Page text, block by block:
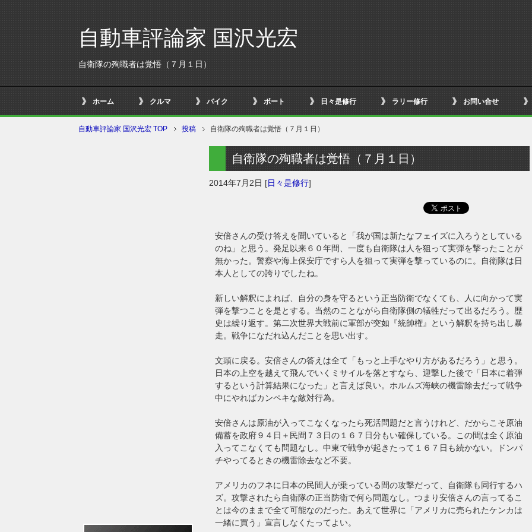
自動車評論家 国沢光宏
自衛隊の殉職者は覚悟（７月１日）
ホーム クルマ バイク ボート 日々是修行 ラリー修行 お問い合せ
自動車評論家 国沢光宏 TOP 投稿 自衛隊の殉職者は覚悟（７月１日）
自衛隊の殉職者は覚悟（７月１日）
2014年7月2日 [日々是修行]
安倍さんの受け答えを聞いていると「我が国は新たなフェイズに入ろうとしている
のね」と思う。発足以来６０年間、一度も自衛隊は人を狙って実弾を撃ったことが
無かった。警察や海上保安庁ですら人を狙って実弾を撃っているのに。自衛隊は日
本人としての誇りでしたね。
新しい解釈によれば、自分の身を守るという正当防衛でなくても、人に向かって実
弾を撃つことを是とする。当然のことながら自衛隊側の犠牲だって出るだろう。歴
史は繰り返す。第二次世界大戦前に軍部が突如『統帥権』という解釈を持ち出し暴
走。戦争になだれ込んだことを思い出す。
文頭に戻る。安倍さんの答えは全て「もっと上手なやり方があるだろう」と思う。
日本の上空を越えて飛んでいくミサイルを落とすなら、迎撃した後で「日本に着弾
するという計算結果になった」と言えば良い。ホルムズ海峡の機雷除去だって戦争
中にやればカンペキな敵対行為。
安倍さんは原油が入ってこなくなったら死活問題だと言うけれど、だからこそ原油
備蓄を政府９４日＋民間７３日の１６７日分もい確保している。この間は全く原油
入ってこなくても問題なし。中東で戦争が起きたって１６７日も続かない。ドンパ
チやってるときの機雷除去など不要。
アメリカのフネに日本の民間人が乗っている間の攻撃だって、自衛隊も同行するハ
ズ。攻撃されたら自衛隊の正当防衛で何ら問題なし。つまり安倍さんの言ってるこ
とは今のままで全て可能なのだった。あえて世界に「アメリカに売られたケンカは
一緒に買う」宣言しなくたってよい。